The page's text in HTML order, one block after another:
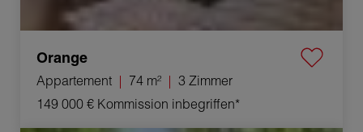
Orange
Appartement 74 m²
3 Zimmer
149 000 € Kommission inbegriffen*